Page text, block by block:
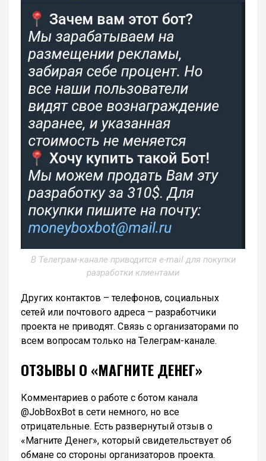
В Телеграм-канале приводится e-mail для покупки
разработки клиентами
Других контактов – телефонов, социальных
сетей или почтового адреса – разработчики
проекта не приводят. Связь с организаторами по
всем вопросам только на Телеграм-канале.
ОТЗЫВЫ О «МАГНИТЕ ДЕНЕГ»
Комментариев о работе с ботом канала
@JobBoxBot в сети немного, но все
отрицательные. Есть развернутый отзыв о
«Магните Денег», который свидетельствует об
обмане со стороны организаторов проекта.